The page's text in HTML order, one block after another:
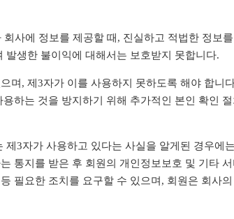
사에 정보를 제공할 때, 진실하고 적법한 정보를
생한 불이익에 대해서는 보호받지 못합니다.
며, 제3자가 이를 사용하지 못하도록 해야 합니
하는 것을 방지하기 위해 추가적인 본인 확인
3자가 사용하고 있다는 사실을 알게된 경우에
통지를 받은 후 회원의 개인정보보호 및 기타
필요한 조치를 요구할 수 있으며, 회원은 회사